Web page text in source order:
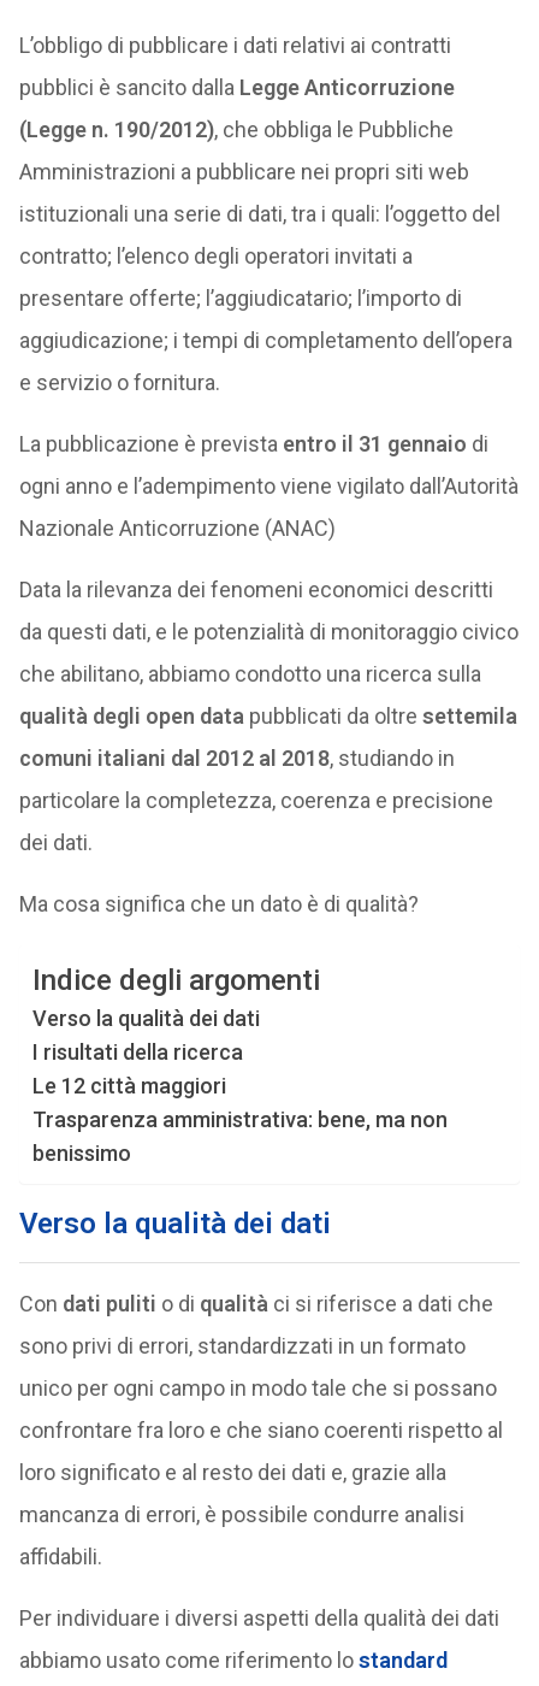
L’obbligo di pubblicare i dati relativi ai contratti
pubblici è sancito dalla Legge Anticorruzione
(Legge n. 190/2012), che obbliga le Pubbliche
Amministrazioni a pubblicare nei propri siti web
istituzionali una serie di dati, tra i quali: l’oggetto del
contratto; l’elenco degli operatori invitati a
presentare offerte; l’aggiudicatario; l’importo di
aggiudicazione; i tempi di completamento dell’opera
e servizio o fornitura.
La pubblicazione è prevista entro il 31 gennaio di
ogni anno e l’adempimento viene vigilato dall’Autorità
Nazionale Anticorruzione (ANAC)
Data la rilevanza dei fenomeni economici descritti
da questi dati, e le potenzialità di monitoraggio civico
che abilitano, abbiamo condotto una ricerca sulla
qualità degli open data pubblicati da oltre settemila
comuni italiani dal 2012 al 2018, studiando in
particolare la completezza, coerenza e precisione
dei dati.
Ma cosa significa che un dato è di qualità?
Indice degli argomenti
Verso la qualità dei dati
I risultati della ricerca
Le 12 città maggiori
Trasparenza amministrativa: bene, ma non
benissimo
Verso la qualità dei dati
Con dati puliti o di qualità ci si riferisce a dati che
sono privi di errori, standardizzati in un formato
unico per ogni campo in modo tale che si possano
confrontare fra loro e che siano coerenti rispetto al
loro significato e al resto dei dati e, grazie alla
mancanza di errori, è possibile condurre analisi
affidabili.
Per individuare i diversi aspetti della qualità dei dati
abbiamo usato come riferimento lostandard